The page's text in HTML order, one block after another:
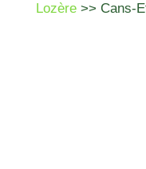
Lozère>> Cans-